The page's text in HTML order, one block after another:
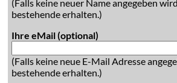
(Falls keine neuer Name angegeben
bestehende erhalten.)
Ihre eMail (optional)
(Falls keine neue E-Mail Adresse
bestehende erhalten.)